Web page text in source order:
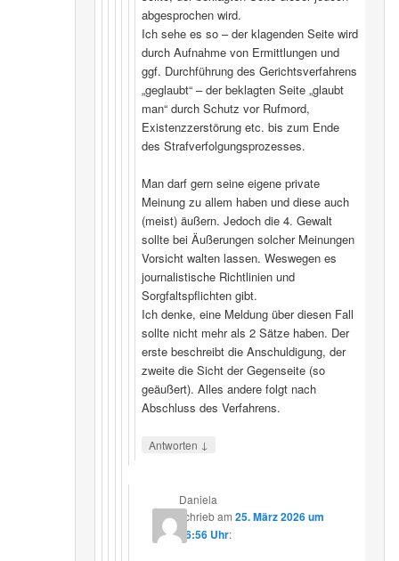
abgesprochen wird.
Ich sehe es so – der klagenden Seite wird
durch Aufnahme von Ermittlungen und
ggf. Durchführung des Gerichtsverfahrens
„geglaubt“ – der beklagten Seite „glaubt
man“ durch Schutz vor Rufmord,
Existenzzerstörung etc. bis zum Ende
des Strafverfolgungsprozesses.
Man darf gern seine eigene private
Meinung zu allem haben und diese auch
(meist) äußern. Jedoch die 4. Gewalt
sollte bei Äußerungen solcher Meinungen
Vorsicht walten lassen. Weswegen es
journalistische Richtlinien und
Sorgfaltspflichten gibt.
Ich denke, eine Meldung über diesen Fall
sollte nicht mehr als 2 Sätze haben. Der
erste beschreibt die Anschuldigung, der
zweite die Sicht der Gegenseite (so
geäußert). Alles andere folgt nach
Abschluss des Verfahrens.
Antworten ↓
Daniela
schriebam25. März 2026 um
16:56 Uhr: